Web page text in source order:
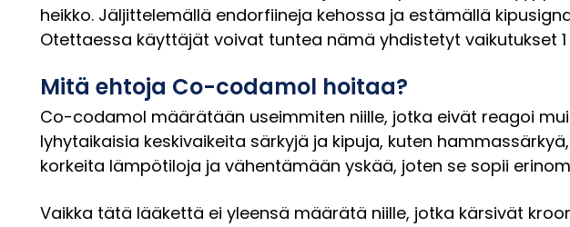
heikko. Jäljittelemällä endorfiineja kehossa ja estämällä
Otettaessa käyttäjät voivat tuntea nämä yhdistetyt vaikutukset 1
Mitä ehtoja Co-codamol hoitaa?
Co-codamol määrätään useimmiten niille, jotka eivät reagoi
lyhytaikaisia keskivaikeita särkyjä ja kipuja, kuten
korkeita lämpötiloja ja vähentämään yskää, joten se sopii
Vaikka tätä lääkettä ei yleensä määrätä niille, jotka kärsivät